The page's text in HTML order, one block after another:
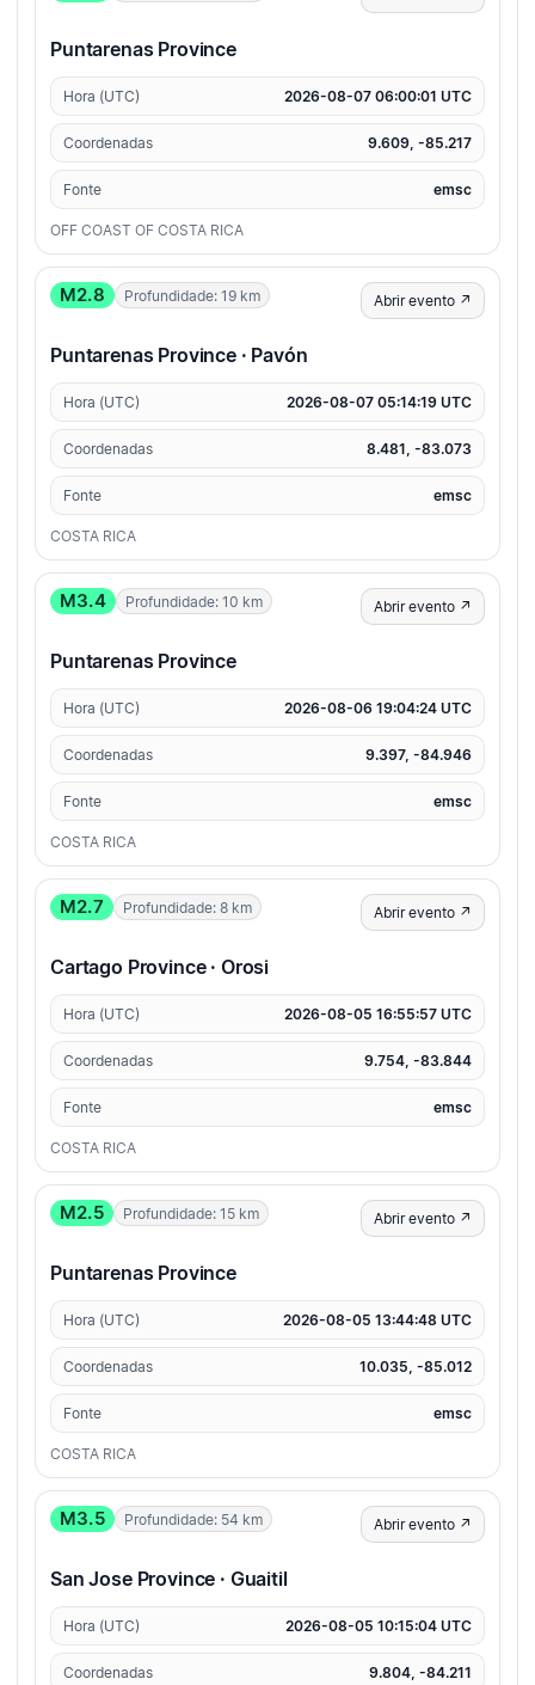
Puntarenas Province
Hora (UTC) 2026-08-07 06:00:01 UTC
Coordenadas 9.609, -85.217
Fonte emsc
OFF COAST OF COSTA RICA
M2.8 Profundidade: 19 km Abrir evento ↗
Puntarenas Province · Pavón
Hora (UTC) 2026-08-07 05:14:19 UTC
Coordenadas 8.481, -83.073
Fonte emsc
COSTA RICA
M3.4 Profundidade: 10 km Abrir evento ↗
Puntarenas Province
Hora (UTC) 2026-08-06 19:04:24 UTC
Coordenadas 9.397, -84.946
Fonte emsc
COSTA RICA
M2.7 Profundidade: 8 km Abrir evento ↗
Cartago Province · Orosi
Hora (UTC) 2026-08-05 16:55:57 UTC
Coordenadas 9.754, -83.844
Fonte emsc
COSTA RICA
M2.5 Profundidade: 15 km Abrir evento ↗
Puntarenas Province
Hora (UTC) 2026-08-05 13:44:48 UTC
Coordenadas 10.035, -85.012
Fonte emsc
COSTA RICA
M3.5 Profundidade: 54 km Abrir evento ↗
San Jose Province · Guaitil
Hora (UTC) 2026-08-05 10:15:04 UTC
Coordenadas 9.804, -84.211